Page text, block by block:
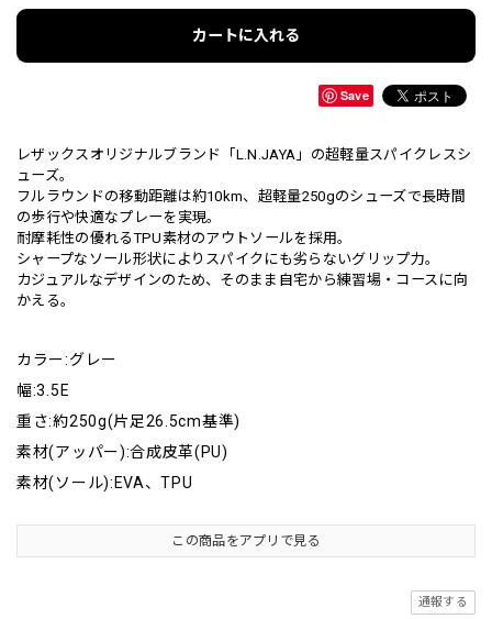
カートに入れる
Save
レザックスオリジナルブランド「L.N.JAYA」の超軽量スパイクレスシ
ューズ。
フルラウンドの移動距離は約10km、超軽量250gのシューズで長時間
の歩行や快適なプレーを実現。
耐摩耗性の優れるTPU素材のアウトソールを採用。
シャープなソール形状によりスパイクにも劣らないグリップ力。
カジュアルなデザインのため、そのまま自宅から練習場・コースに向
かえる。
カラー:グレー
幅:3.5E
重さ:約250g(片足26.5cm基準)
素材(アッパー):合成皮革(PU)
素材(ソール):EVA、TPU
この商品をアプリで見る
通報する